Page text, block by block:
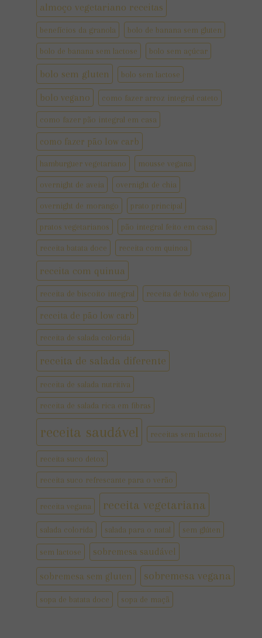
almoço vegetariano receitas
benefícios da granola bolo de banana sem gluten
bolo de banana sem lactose bolo sem açúcar
bolo sem gluten bolo sem lactose
bolo vegano como fazer arroz integral cateto
como fazer pão integral em casa
como fazer pão low carb
hamburguer vegetariano mousse vegana
overnight de aveia overnight de chia
overnight de morango prato principal
pratos vegetarianos pão integral feito em casa
receita batata doce receita com quinoa
receita com quinua
receita de biscoito integral receita de bolo vegano
receita de pão low carb
receita de salada colorida
receita de salada diferente
receita de salada nutritiva
receita de salada rica em fibras
receita saudável receitas sem lactose
receita suco detox
receita suco refrescante para o verão
receita vegana receita vegetariana
salada colorida salada para o natal sem glúten
sem lactose sobremesa saudável
sobremesa sem gluten sobremesa vegana
sopa de batata doce sopa de maçã